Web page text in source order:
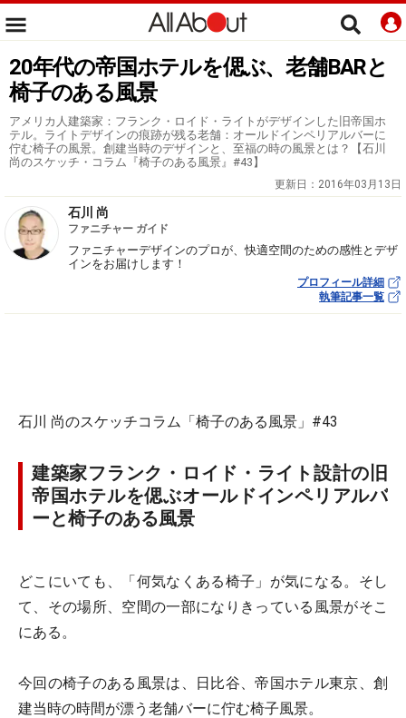
20年代の帝国ホテルを偲ぶ、老舗BARと
椅子のある風景
アメリカ人建築家：フランク・ロイド・ライトがデザインした旧帝国ホ
テル。ライトデザインの痕跡が残る老舗：オールドインペリアルバーに
佇む椅子の風景。創建当時のデザインと、至福の時の風景とは？【石川
尚のスケッチ・コラム『椅子のある風景』#43】
更新日： 2016年03月13日
石川 尚
ファニチャー ガイド
ファニチャーデザインのプロが、快適空間のための感性とデザ
インをお届けします！
プロフィール詳細
執筆記事一覧
石川 尚のスケッチコラム「椅子のある風景」#43
建築家フランク・ロイド・ライト設計の旧
帝国ホテルを偲ぶオールドインペリアルバ
ーと椅子のある風景
どこにいても、「何気なくある椅子」が気になる。そし
て、その場所、空間の一部になりきっている風景がそこ
にある。
今回の椅子のある風景は、日比谷、帝国ホテル東京、創
建当時の時間が漂う老舗バーに佇む椅子風景。